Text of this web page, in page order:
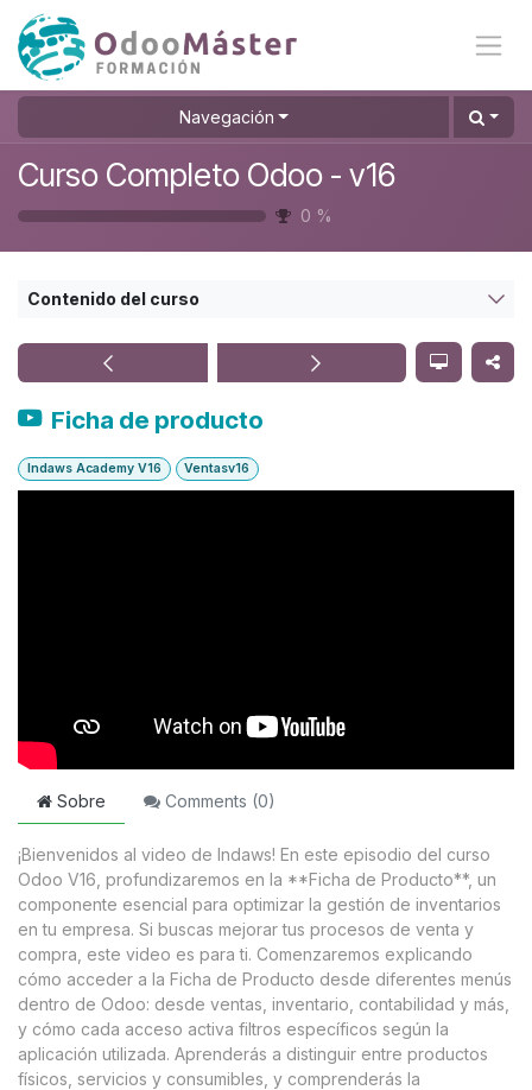
Ir al contenido
Navegación
Curso Completo Odoo - v16
0 %
Contenido del curso
Ficha de producto
Indaws Academy V16 Ventasv16
Sobre Comments (0)
¡Bienvenidos al video de Indaws! En este episodio del curso
Odoo V16, profundizaremos en la **Ficha de Producto**, un
componente esencial para optimizar la gestión de inventarios
en tu empresa. Si buscas mejorar tus procesos de venta y
compra, este video es para ti. Comenzaremos explicando
cómo acceder a la Ficha de Producto desde diferentes menús
dentro de Odoo: desde ventas, inventario, contabilidad y más,
y cómo cada acceso activa filtros específicos según la
aplicación utilizada. Aprenderás a distinguir entre productos
físicos, servicios y consumibles, y comprenderás la